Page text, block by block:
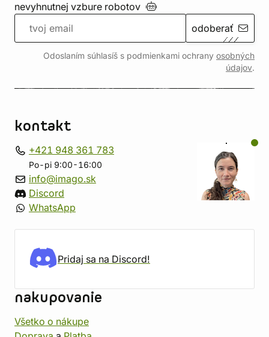
nevyhnutnej vzbure robotov
odoberať
Odoslaním súhlasíš s podmienkami ochrany osobných
údajov.
kontakt
+421 948 361 783
Po-pi 9:00-16:00
info@imago.sk
Discord
WhatsApp
Pridaj sa na Discord!
nakupovanie
Všetko o nákupe